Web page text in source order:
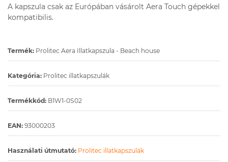
A kapszula csak az Európában vásárolt Aera Touch gépekkel
kompatibilis.
Termék: Prolitec Aera Illatkapszula - Beach house
Kategória: Prolitec illatkapszulák
Termékkód: B1W1-0S02
EAN: 93000203
Használati útmutató: Prolitec illatkapszulák